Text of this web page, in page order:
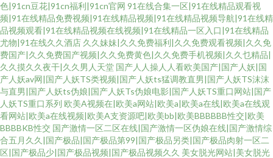
色|91cn豆花|91cn福利|91cn官网 91在线合集一区|91在线精品观看视
频|91在线精品免费视频|91在线精品视频|91在线精品视频导航|91在线精
品视频观看|91在线精品视频在线视频|91在线精品一区入口|91在线精品
尤物|91在线久久酒店 久久妹妹|久久免费福利|久久免费观看视频|久久免
费国产|久久免费国产视频|久久免费黄色|久久免费手机视频|久久乜精品|
久久摸久久夜干|久久男人天堂 国产人人操人人看欧美国产|国产人妖|国
产人妖av网|国产人妖TS类视频|国产人妖ts猛调教直男|国产人妖TS沫沫
与直男|国产人妖ts伪娘|国产人妖Ts伪娘电影|国产人妖TS重口网站|国产
人妖TS重口系列 欧美A视频在|欧美a网站|欧美a|欧美a在线|欧美a在线观
看网站|欧美a在线视频|欧美A支资源吧|欧美bb|欧美BBBBBB性交|欧美
BBBBKB性交 国产激情一区二区在线|国产激情一区伪娘在线|国产激情综
合五月久久|国产极品|国产极品第99|国产极品另类|国产极品肉射一区二
区|国产极品少|国产极品视频|国产极品视频久久 美女脱光网站|美女脱光